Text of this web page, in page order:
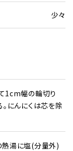
少々
1cm幅の輪切り
にんにくは芯を除
熱湯に塩(分量外)